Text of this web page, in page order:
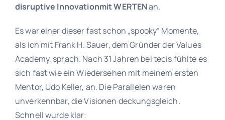
disruptive Innovationmit WERTENan.
Es war einer dieser fast schon „spooky“ Momente,
als ich mit Frank H. Sauer, dem Gründer der Values
Academy, sprach. Nach 31 Jahren bei tecis fühlte es
sich fast wie ein Wiedersehen mit meinem ersten
Mentor, Udo Keller, an. Die Parallelen waren
unverkennbar, die Visionen deckungsgleich.
Schnell wurde klar: